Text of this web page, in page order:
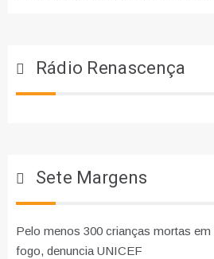
Rádio Renascença
Sete Margens
Pelo menos 300 crianças mortas
fogo, denuncia UNICEF